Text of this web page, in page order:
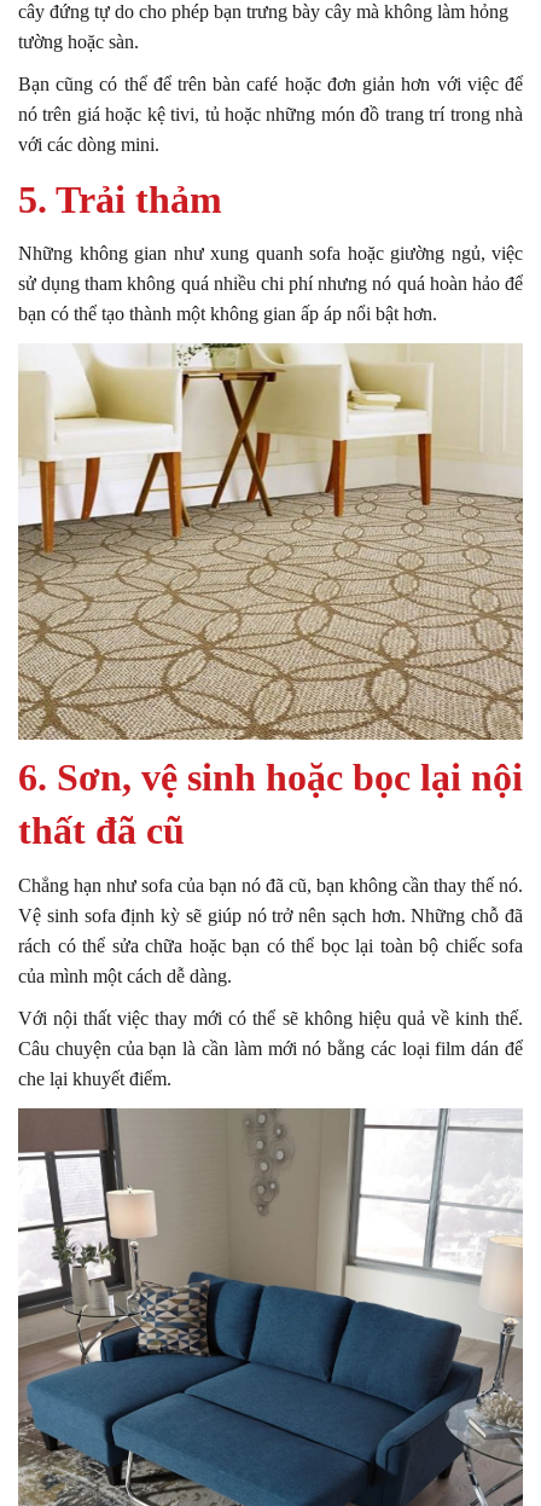
cây đứng tự do cho phép bạn trưng bày cây mà không làm hỏng
tường hoặc sàn.
Bạn cũng có thể để trên bàn café hoặc đơn giản hơn với việc để
nó trên giá hoặc kệ tivi, tủ hoặc những món đồ trang trí trong nhà
với các dòng mini.
5. Trải thảm
Những không gian như xung quanh sofa hoặc giường ngủ, việc
sử dụng tham không quá nhiều chi phí nhưng nó quá hoàn hảo để
bạn có thể tạo thành một không gian ấp áp nổi bật hơn.
6. Sơn, vệ sinh hoặc bọc lại nội
thất đã cũ
Chẳng hạn như sofa của bạn nó đã cũ, bạn không cần thay thế nó.
Vệ sinh sofa định kỳ sẽ giúp nó trở nên sạch hơn. Những chỗ đã
rách có thể sửa chữa hoặc bạn có thể bọc lại toàn bộ chiếc sofa
của mình một cách dễ dàng.
Với nội thất việc thay mới có thể sẽ không hiệu quả về kinh thế.
Câu chuyện của bạn là cần làm mới nó bằng các loại film dán để
che lại khuyết điểm.